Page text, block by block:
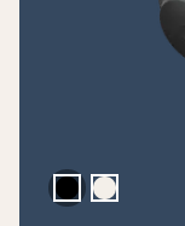
黑色米金色